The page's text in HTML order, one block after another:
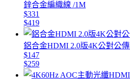
鋅合金編織線 /1M
$331
$419
鋁合金HDMI 2.0版4K公對公
$147
$259